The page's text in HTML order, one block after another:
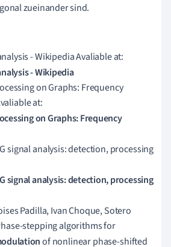
zueinander sind.
- Wikipedia Avaliable at:
- Wikipedia
on Graphs: Frequency
at:
on Graphs: Frequency
signal analysis: detection, processing
signal analysis: detection, processing
Padilla, Ivan Choque, Sotero
stepping algorithms for
of nonlinear phase-shifted